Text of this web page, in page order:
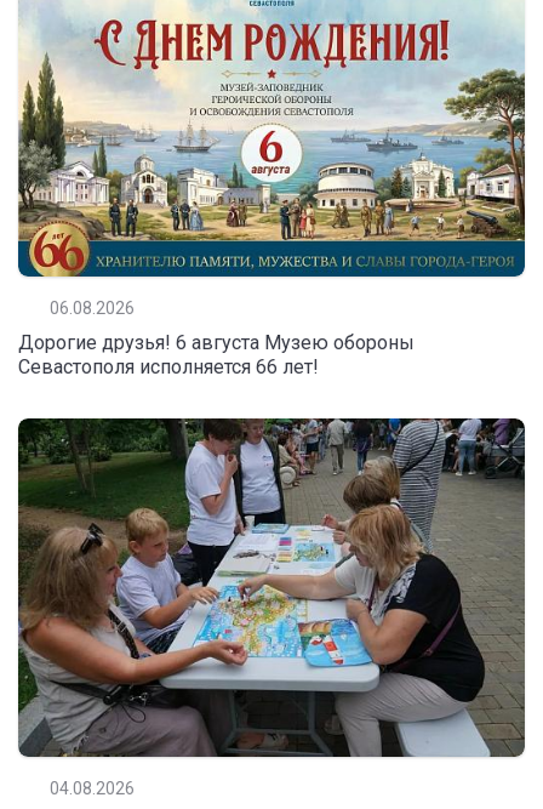
06.08.2026
Дорогие друзья! 6 августа Музею обороны
Севастополя исполняется 66 лет!
04.08.2026